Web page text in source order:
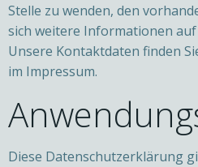
Stelle zu wenden, den
sich weitere Informationen
Unsere Kontaktdaten finden
im Impressum.
Diese Datenschutzerklärung